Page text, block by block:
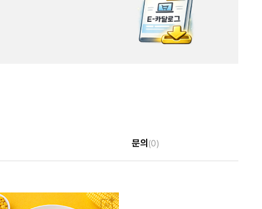
문의 (0)